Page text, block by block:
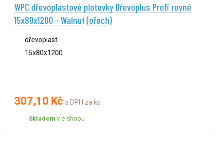
WPC dřevoplastové plotovky Dřevoplus Profi rovné
15x80x1200 - Walnut (ořech)
dřevoplast
15x80x1200
307,10 Kč s DPH za ks
Skladem v e-shopu